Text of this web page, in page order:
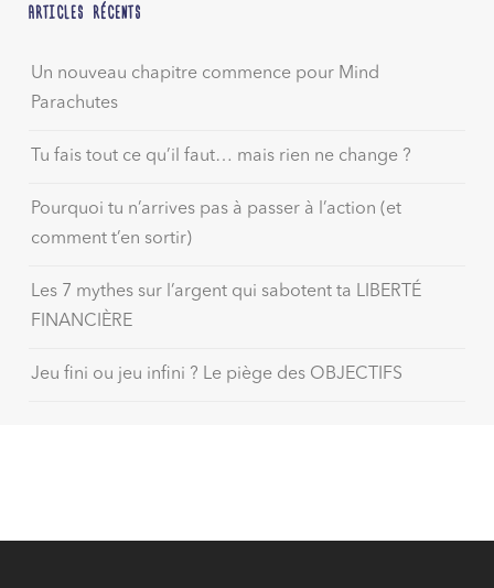
ARTICLES RÉCENTS
Un nouveau chapitre commence pour Mind
Parachutes
Tu fais tout ce qu’il faut… mais rien ne change ?
Pourquoi tu n’arrives pas à passer à l’action (et
comment t’en sortir)
Les 7 mythes sur l’argent qui sabotent ta LIBERTÉ
FINANCIÈRE
Jeu fini ou jeu infini ? Le piège des OBJECTIFS